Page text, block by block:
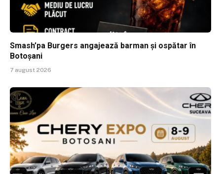
Smash’pa Burgers angajează barman și ospătar în
Botoșani
7 august 2026